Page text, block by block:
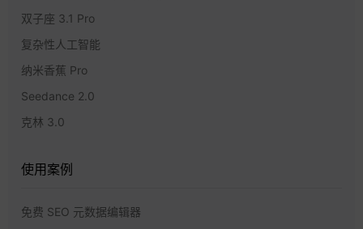
双子座 3.1 Pro
复杂性人工智能
纳米香蕉 Pro
Seedance 2.0
克林 3.0
使用案例
免费 SEO 元数据编辑器